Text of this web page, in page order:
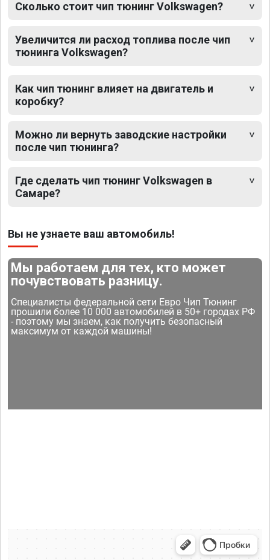
Сколько стоит чип тюнинг Volkswagen?
Увеличится ли расход топлива после чип
тюнинга Volkswagen?
Как чип тюнинг влияет на двигатель и
коробку?
Можно ли вернуть заводские настройки
после чип тюнинга?
Где сделать чип тюнинг Volkswagen в
Самаре?
Вы не узнаете ваш автомобиль!
Мы работаем для тех, кто может
почувствовать разницу.
Специалисты федеральной сети Евро Чип Тюнинг
прошили более 10 000 автомобилей в 50+ городах РФ
- поэтому мы знаем, как получить безопасный
максимум от каждой машины!